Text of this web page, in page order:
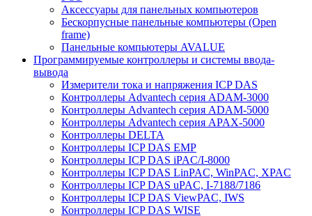
Аксессуары для панельных компьютеров
Бескорпусные панельные компьютеры (Open
frame)
Панельные компьютеры AVALUE
Программируемые контроллеры и системы ввода-
вывода
Измерители тока и напряжения ICP DAS
Контроллеры Advantech серия ADAM-3000
Контроллеры Advantech серия ADAM-5000
Контроллеры Advantech серия APAX-5000
Контроллеры DELTA
Контроллеры ICP DAS EMP
Контроллеры ICP DAS iPAC/I-8000
Контроллеры ICP DAS LinPAC, WinPAC, XPAC
Контроллеры ICP DAS uPAC, I-7188/7186
Контроллеры ICP DAS ViewPAC, IWS
Контроллеры ICP DAS WISE